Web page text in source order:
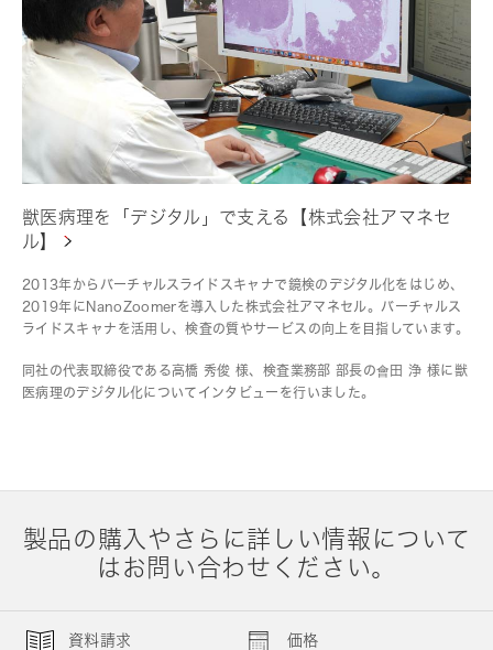
獣医病理を「デジタル」で支える【株式会社アマネセ
ル】
2013年からバーチャルスライドスキャナで鏡検のデジタル化をはじめ、
2019年にNanoZoomerを導入した株式会社アマネセル。バーチャルス
ライドスキャナを活用し、検査の質やサービスの向上を目指しています。
同社の代表取締役である高橋 秀俊 様、検査業務部 部長の會田 浄 様に獣
医病理のデジタル化についてインタビューを行いました。
製品の購入やさらに詳しい情報について
はお問い合わせください。
資料請求 価格